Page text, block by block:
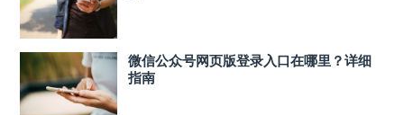
微信公众号网页版登录入口在哪里？详细
指南